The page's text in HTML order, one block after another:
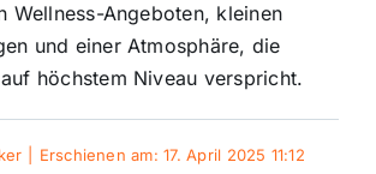
Wellness-Angeboten, kleinen
und einer Atmosphäre, die
höchstem Niveau verspricht.
Erschienen am: 17. April 2025 11:12